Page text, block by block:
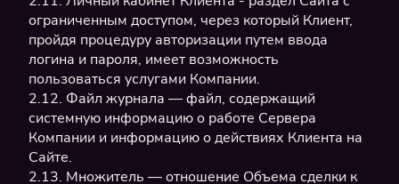
ограниченным доступом, через который Клиент,
пройдя процедуру авторизации путем ввода
логина и пароля, имеет возможность
пользоваться услугами Компании.
2.12. Файл журнала — файл, содержащий
системную информацию о работе Сервера
Компании и информацию о действиях Клиента на
Сайте.
2.13. Множитель — отношение Объема сделки к